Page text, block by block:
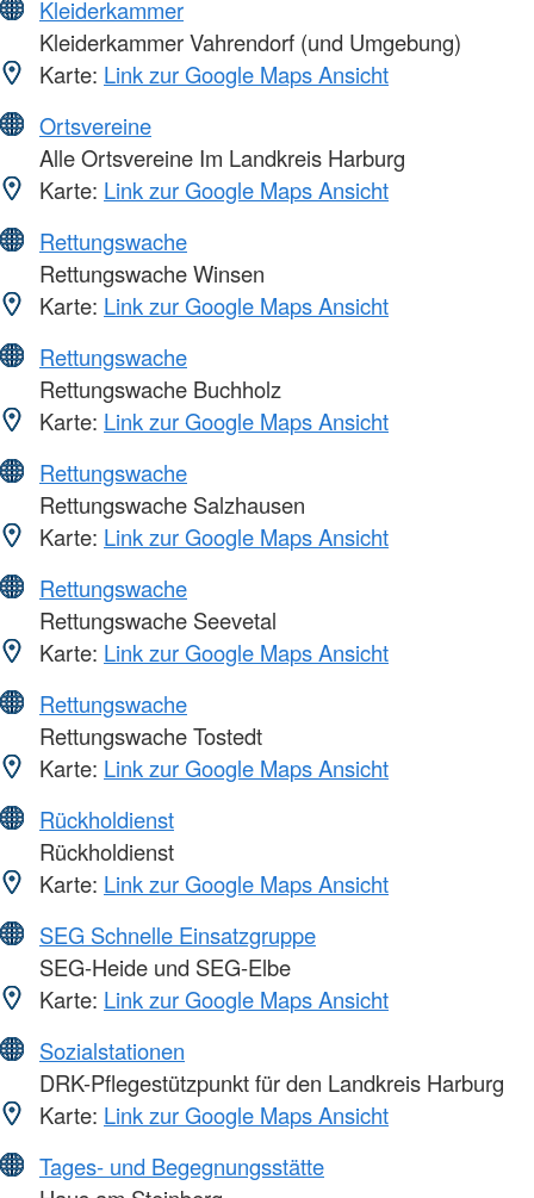
Kleiderkammer
Kleiderkammer Vahrendorf (und Umgebung)
Karte: Link zur Google Maps Ansicht
Ortsvereine
Alle Ortsvereine Im Landkreis Harburg
Karte: Link zur Google Maps Ansicht
Rettungswache
Rettungswache Winsen
Karte: Link zur Google Maps Ansicht
Rettungswache
Rettungswache Buchholz
Karte: Link zur Google Maps Ansicht
Rettungswache
Rettungswache Salzhausen
Karte: Link zur Google Maps Ansicht
Rettungswache
Rettungswache Seevetal
Karte: Link zur Google Maps Ansicht
Rettungswache
Rettungswache Tostedt
Karte: Link zur Google Maps Ansicht
Rückholdienst
Rückholdienst
Karte: Link zur Google Maps Ansicht
SEG Schnelle Einsatzgruppe
SEG-Heide und SEG-Elbe
Karte: Link zur Google Maps Ansicht
Sozialstationen
DRK-Pflegestützpunkt für den Landkreis Harburg
Karte: Link zur Google Maps Ansicht
Tages- und Begegnungsstätte